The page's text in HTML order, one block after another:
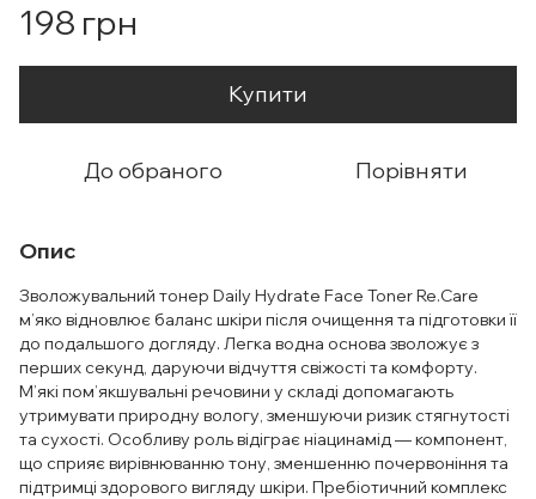
198 грн
Купити
До обраного Порівняти
Опис
Зволожувальний тонер Daily Hydrate Face Toner Re.Care
м’яко відновлює баланс шкіри після очищення та підготовки її
до подальшого догляду. Легка водна основа зволожує з
перших секунд, даруючи відчуття свіжості та комфорту.
М’які пом’якшувальні речовини у складі допомагають
утримувати природну вологу, зменшуючи ризик стягнутості
та сухості. Особливу роль відіграє ніацинамід — компонент,
що сприяє вирівнюванню тону, зменшенню почервоніння та
підтримці здорового вигляду шкіри. Пребіотичний комплекс